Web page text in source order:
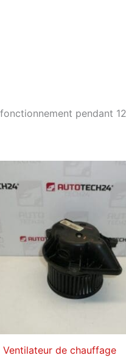
pendant
Ventilateur de chauffage